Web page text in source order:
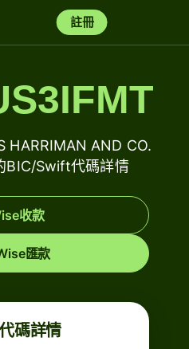
註冊
HARRIMAN AND CO.
BIC/Swift代碼詳情
收款
匯款
碼詳情